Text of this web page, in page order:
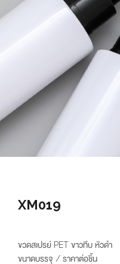
XM019
ขวดสเปรย์ PET ขาวทีบ หัวดำ
ขนาดบรรจุ / ราคาต่อชิ้น